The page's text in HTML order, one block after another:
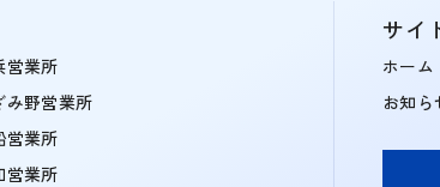
営業所
み野営業所
営業所
営業所
サイ
ホーム
お知ら